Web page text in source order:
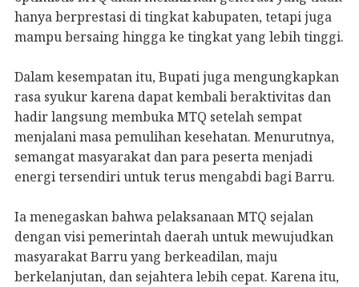
hanya berprestasi di tingkat kabupaten, tetapi juga
mampu bersaing hingga ke tingkat yang lebih tinggi.
Dalam kesempatan itu, Bupati juga mengungkapkan
rasa syukur karena dapat kembali beraktivitas dan
hadir langsung membuka MTQ setelah sempat
menjalani masa pemulihan kesehatan. Menurutnya,
semangat masyarakat dan para peserta menjadi
energi tersendiri untuk terus mengabdi bagi Barru.
Ia menegaskan bahwa pelaksanaan MTQ sejalan
dengan visi pemerintah daerah untuk mewujudkan
masyarakat Barru yang berkeadilan, maju
berkelanjutan, dan sejahtera lebih cepat. Karena itu,